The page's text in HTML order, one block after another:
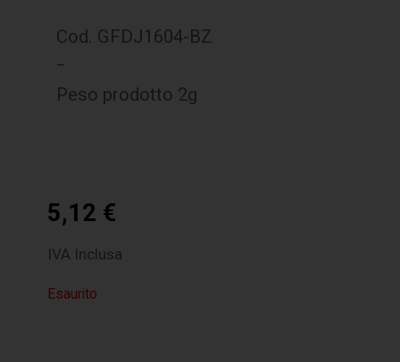
Cod. GFDJ1604-BZ
–
Peso prodotto 2g
5,12 €
IVA Inclusa
Esaurito